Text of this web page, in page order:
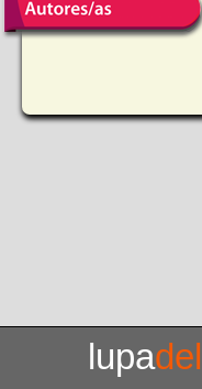
lupadel